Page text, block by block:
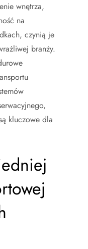
wnętrza,
na
czynią je
branży.
kluczowe dla